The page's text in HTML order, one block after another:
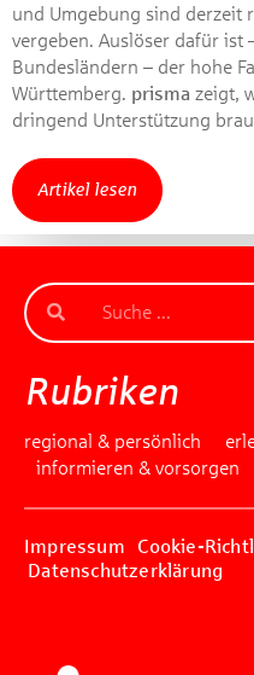
und Umgebung sind derzeit
vergeben. Auslöser dafür ist
Bundesländern – der hohe
Württemberg. prisma zeigt,
dringend Unterstützung
Artikel lesen
Rubriken
regional & persönlich
informieren & vorsorgen
Impressum Cookie-
Datenschutzerklärung
Welches Jubiläum
Göppingen
Gewinnspiel geschlossen